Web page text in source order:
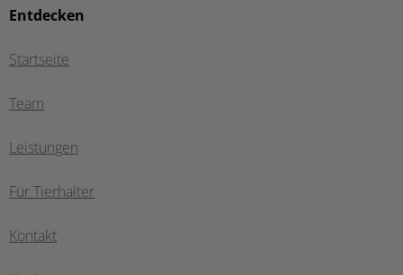
Entdecken
Startseite
Team
Leistungen
Für Tierhalter
Kontakt